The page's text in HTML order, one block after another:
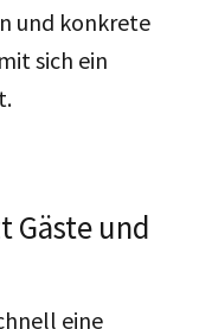
und konkrete
sich ein
Gäste und
eine